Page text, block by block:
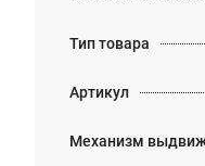
Тип товара
Артикул
Механизм